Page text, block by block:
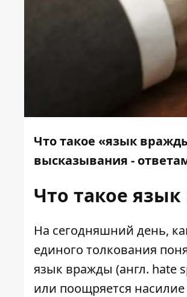
Что такое «язык
высказывания -
Что такое
На сегодняшний день,
единого толкования
язык вражды (англ. hate
или поощряется